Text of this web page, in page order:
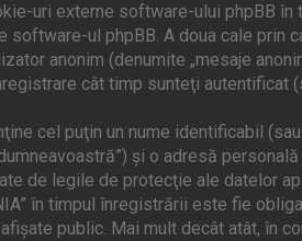
uri externe software-ului phpBB
software-ul phpBB. A doua cale
anonim (denumite „mesaje
cât timp sunteţi autentificat
cel puţin un nume identificabil
şi o adresă
de legile de protecţie ale datelor
în timpul înregistrării este fie
public. Mai mult decât atât, în